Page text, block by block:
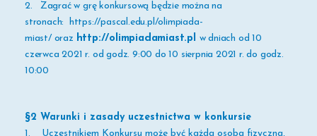
2.
Zagrać w grę konkursową będzie można na
stronach: https://pascal.edu.pl/olimpiada-
miast/oraz http://olimpiadamiast.pl w dniach od 10
czerwca 2021 r. od godz. 9:00 do 10 sierpnia2021 r. do godz.
10:00
§2 Warunki i zasady uczestnictwa w konkursie
1. Uczestnikiem Konkursu może być każda osoba fizyczna,